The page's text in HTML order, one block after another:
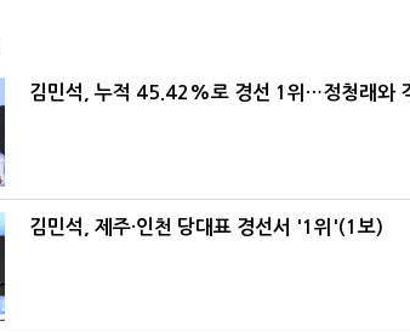
김민석, 누적 45.42%로 경선 1위…정청래와
김민석, 제주·인천 당대표 경선서 '1위'(1보)